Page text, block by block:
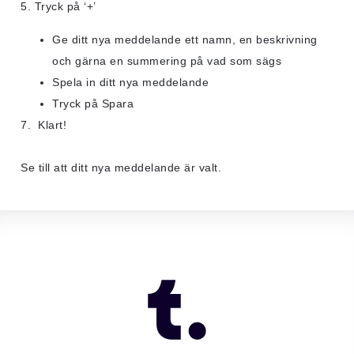
5. Tryck på ‘+’
Ge ditt nya meddelande ett namn, en beskrivning
och gärna en summering på vad som sägs
Spela in ditt nya meddelande
Tryck på Spara
7. Klart!
Se till att ditt nya meddelande är valt.